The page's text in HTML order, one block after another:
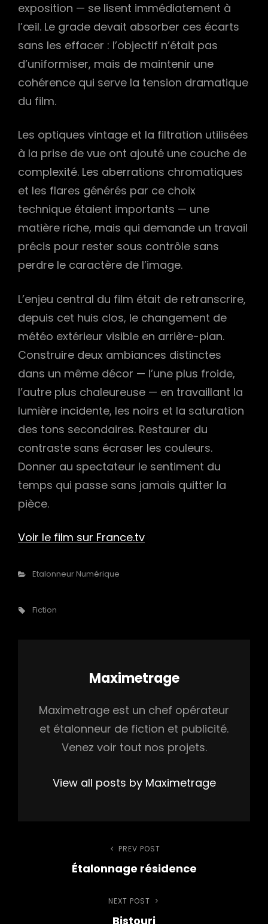
exposition — se lisent immédiatement à
l’œil. Le grade devait absorber ces écarts
sans les effacer : l’objectif n’était pas
d’uniformiser, mais de maintenir une
cohérence qui serve la tension dramatique
du film.
Les optiques vintage et la filtration utilisées
à la prise de vue ont ajouté une couche de
complexité. Les aberrations chromatiques
et les flares générés par ce choix
technique étaient importants — une
matière riche, mais qui demande un travail
précis pour rester sous contrôle sans
perdre le caractère de l’image.
L’enjeu central du film était de retranscrire,
depuis cet huis clos, le changement de
météo extérieur visible en arrière-plan.
Construire deux ambiances distinctes
dans un même décor — l’une plus froide,
l’autre plus chaleureuse — en travaillant la
lumière incidente, les noirs et la saturation
des tons secondaires. Restaurer du
contraste sans écraser les couleurs.
Donner au spectateur le sentiment du
temps qui passe sans jamais quitter la
pièce.
Voir le film sur France.tv
Categories
Etalonneur Numérique
Tags,
Fiction
Author:
Maximetrage
Maximetrage est un chef opérateur
et étalonneur de fiction et publicité.
Venez voir tout nos projets.
View all posts by Maximetrage
Navigation Previous
Post
PREV POST
Étalonnage résidence
Next
NEXT POST
Bistouri